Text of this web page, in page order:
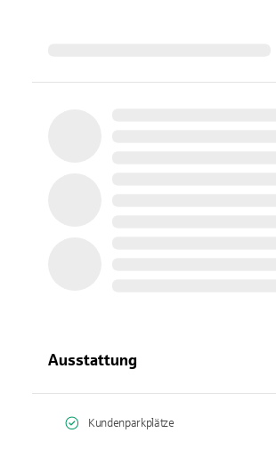
Ausstattung
Kundenparkplätze